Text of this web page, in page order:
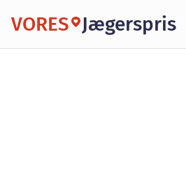
VORES Jægerspris